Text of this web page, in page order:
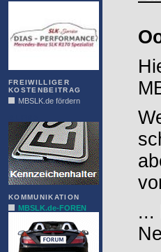
FREIWILLIGER
KOSTENBEITRAG
MBSLK.de fördern
KOMMUNIKATION
MBSLK.de-FOREN
...